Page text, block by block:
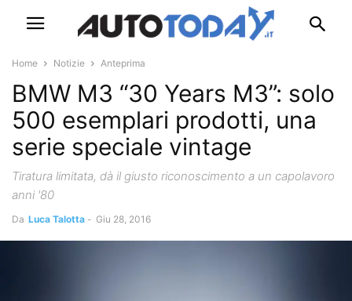
Home Notizie Anteprima
BMW M3 “30 Years M3”: solo
500 esemplari prodotti, una
serie speciale vintage
Tiratura limitata, dà il giusto riconoscimento a un capolavoro
anni '80
Da Luca Talotta - Giu 28, 2016